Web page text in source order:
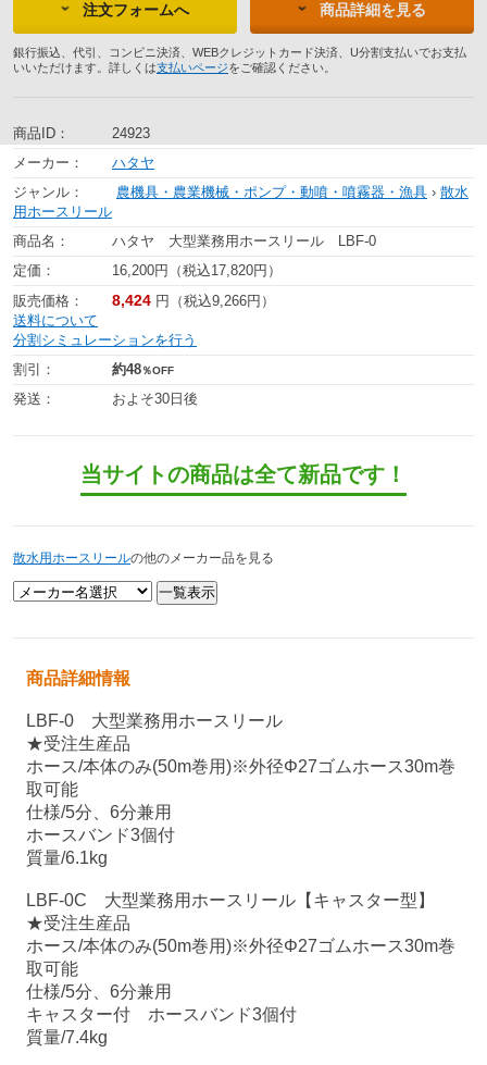
注文フォームへ 商品詳細を見る
銀行振込、代引、コンビニ決済、WEBクレジットカード決済、U分割支払いでお支払
いいただけます。詳しくは支払いページをご確認ください。
商品ID：
24923
メーカー：
ハタヤ
ジャンル：
農機具・農業機械・ポンプ・動噴・噴霧器・漁具 › 散水
用ホースリール
商品名：
ハタヤ 大型業務用ホースリール LBF-0
定価：
16,200円（税込17,820円）
販売価格：
8,424 円（税込9,266円）
送料について
分割シミュレーションを行う
割引：
約48％OFF
発送： およそ30日後
当サイトの商品は全て新品です！
散水用ホースリールの他のメーカー品を見る
商品詳細情報
LBF-0 大型業務用ホースリール
★受注生産品
ホース/本体のみ(50m巻用)※外径Φ27ゴムホース30m巻
取可能
仕様/5分、6分兼用
ホースバンド3個付
質量/6.1kg
LBF-0C 大型業務用ホースリール【キャスター型】
★受注生産品
ホース/本体のみ(50m巻用)※外径Φ27ゴムホース30m巻
取可能
仕様/5分、6分兼用
キャスター付 ホースバンド3個付
質量/7.4kg